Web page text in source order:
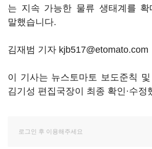
는 지속 가능한 물류 생태계를 확
말했습니다.
김재범 기자 kjb517@etomato.com
이 기사는 뉴스토마토 보도준칙
김기성 편집국장이 최종 확인·수정